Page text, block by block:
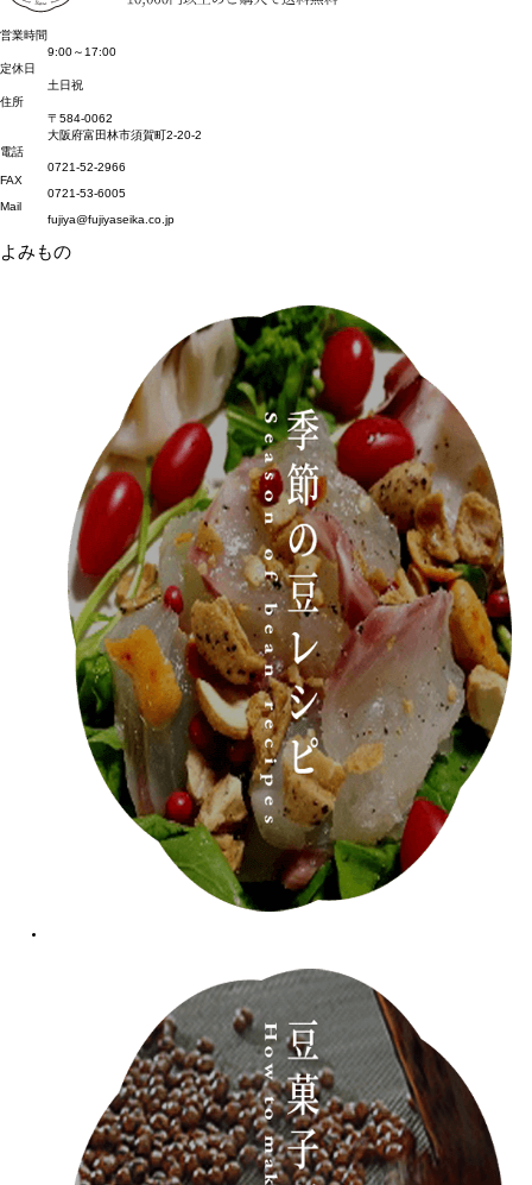
営業時間
9:00～17:00
定休日
土日祝
住所
〒584-0062
大阪府富田林市須賀町2-20-2
電話
0721-52-2966
FAX
0721-53-6005
Mail
fujiya@fujiyaseika.co.jp
よみもの